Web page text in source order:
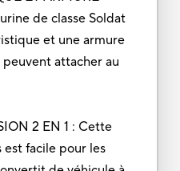
de classe Soldat
et une armure
attacher au
2 EN 1 : Cette
est facile pour les